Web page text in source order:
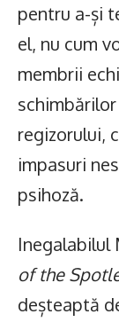
pentru a-și
el, nu cum
membrii
regizorului,
impasuri
psihoză.
Inegalabilul
of the
deșteaptă